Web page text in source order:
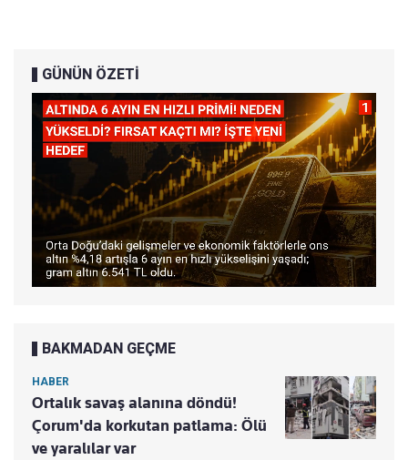
GÜNÜN ÖZETİ
BAKMADAN GEÇME
HABER
Ortalık savaş alanına döndü!
Çorum'da korkutan patlama: Ölü
ve yaralılar var